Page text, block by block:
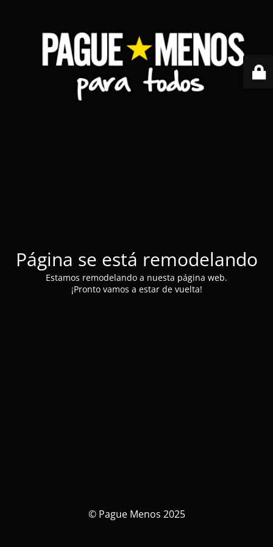
Página se está remodelando
Estamos remodelando a nuesta página web.
¡Pronto vamos a estar de vuelta!
© Pague Menos 2025